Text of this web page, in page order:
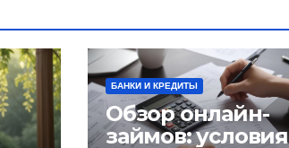
БАНКИ И КРЕДИТЫ
Обзор онлайн-
займов: условия